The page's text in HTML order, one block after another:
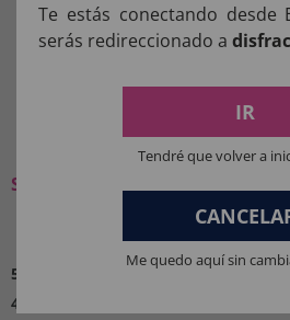
Manter longe
O QUE OS
Seja o primeiro a deixar a sua
5 estrelas
4 estrelas
Te estás conectando desde
serás redireccionado a
IR
Tendré que volver a
Me quedo aquí sin